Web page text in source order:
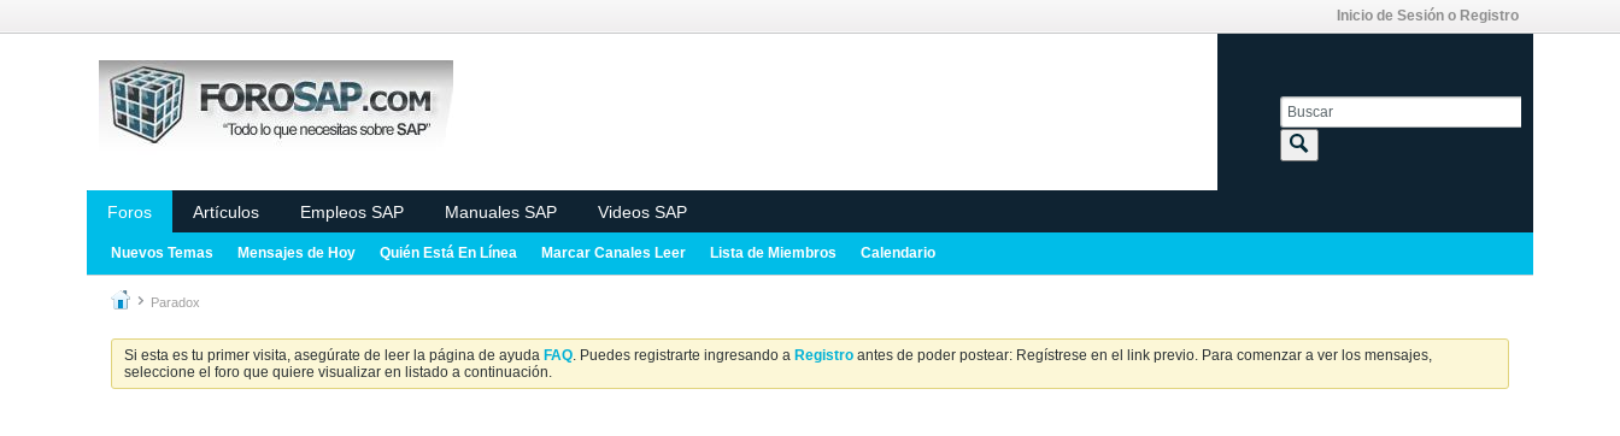
Inicio de Sesión o Registro
Foros Artículos Empleos SAP Manuales SAP Videos SAP
Nuevos Temas Mensajes de Hoy Quién Está En Línea Marcar Canales Leer Lista de Miembros Calendario
Paradox
Si esta es tu primer visita, asegúrate de leer la página de ayuda FAQ. Puedes registrarte ingresando a Registro antes de poder postear: Regístrese en el link previo. Para comenzar a ver los mensajes,
seleccione el foro que quiere visualizar en listado a continuación.